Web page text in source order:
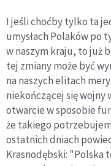
I jeśli choćby tylko ta
umysłach Polaków po
w naszym kraju, to już
tej zmiany może być
na naszych elitach
niekończącej się wojny
otwarcie w sposobie
że takiego
ostatnich dniach
Krasnodębski: "Polska